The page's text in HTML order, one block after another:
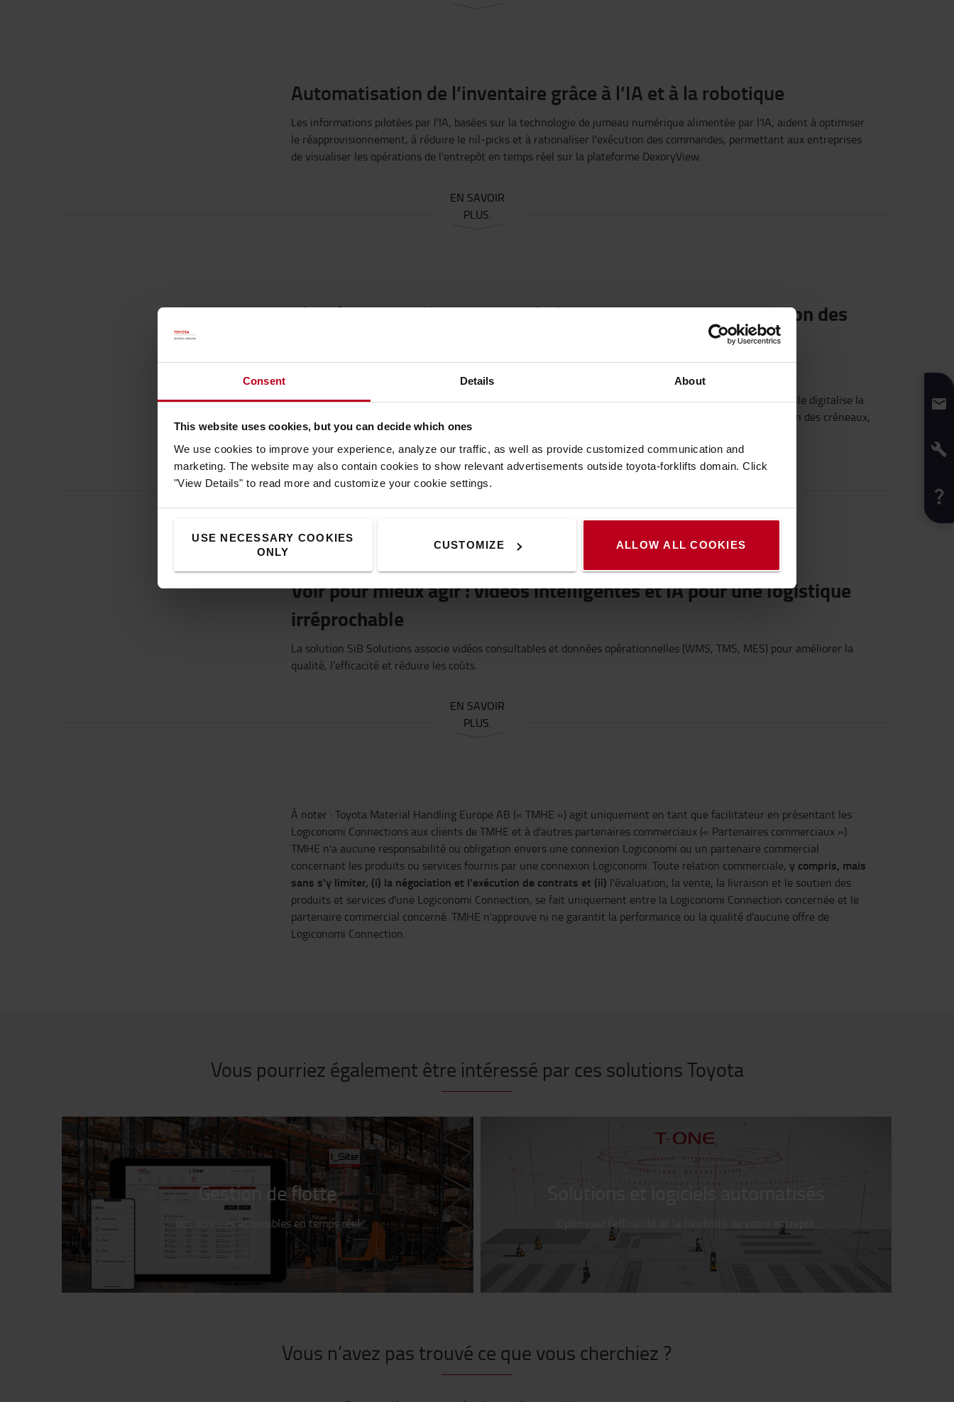
Consent Details About
This website uses cookies, but you can decide which ones
We use cookies to improve your experience, analyze our traffic, as well as provide customized communication and
marketing. The website may also contain cookies to show relevant advertisements outside toyota-forklifts domain. Click
"View Details" to read more and customize your cookie settings.
USE NECESSARY COOKIES
ONLY
CUSTOMIZE ALLOW ALL COOKIES
Automatisation de l’inventaire grâce à l’IA et à la robotique
Les informations pilotées par l'IA, basées sur la technologie de jumeau numérique alimentée par l'IA, aident à optimiser
le réapprovisionnement, à réduire le nil-picks et à rationaliser l'exécution des commandes, permettant aux entreprises
de visualiser les opérations de l'entrepôt en temps réel sur la plateforme DexoryView.
EN SAVOIR
PLUS.
Plateformeintelligentepour lalogistiqueentrante, de gestion des
dépôts et de transport pour toute industrie et tout mode de
transport
myleo/dscsimplifieles processuslogistiquesgrâce àuneplateformecloud collaborative etconnectée. Elle digitalise la
la gestion des créneaux,
de lacour, du transport et des fluxsortants
EN SAVOIR
PLUS.
Voirpourmieuxagir:vidéosintelligenteset IA pourunelogistique
irréprochable
La solution SiB Solutions associe vidéos consultableset données opérationnelles(WMS, TMS, MES) pour améliorer la
qualité, l’efficacité et réduire les coûts.
EN SAVOIR
PLUS.
À noter : Toyota Material Handling Europe AB (« TMHE ») agit uniquement en tant que facilitateur en présentant les
Logiconomi Connections aux clients de TMHE et à d'autres partenaires commerciaux (« Partenaires commerciaux »).
TMHE n'a aucune responsabilité ou obligation envers une connexion Logiconomi ou un partenaire commercial
concernant les produits ou services fournis par une connexion Logiconomi. Toute relation commerciale, y compris, mais
sans s'y limiter, (i) la négociation et l'exécution de contrats et (ii) l'évaluation, la vente, la livraison et le soutien des
produits et services d'une Logiconomi Connection, se fait uniquement entre la Logiconomi Connection concernée et le
partenaire commercial concerné. TMHE n'approuve ni ne garantit la performance ou la qualité d'aucune offre de
Logiconomi Connection.
Vous pourriez également être intéressé par ces solutions Toyota
Gestion de flotte
Vos données accessiblesen temps réel
Solutions et logiciels automatisés
Optimisez l’efficacité entrepôt
Vous n’avez pas trouvé ce que vous cherchiez ?